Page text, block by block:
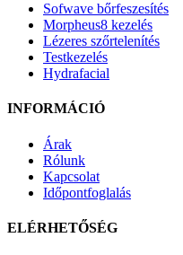
Sofwave bőrfeszesítés
Morpheus8 kezelés
Lézeres szőrtelenítés
Testkezelés
Hydrafacial
INFORMÁCIÓ
Árak
Rólunk
Kapcsolat
Időpontfoglalás
ELÉRHETŐSÉG